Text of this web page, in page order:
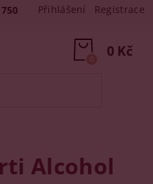
Přihlášení Registrace
0 Kč
0
Alcohol